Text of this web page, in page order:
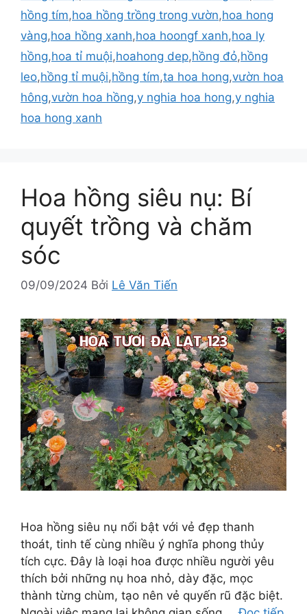
hồng tím,hoa hồng trồng trong vườn,hoa hong
vàng,hoa hồng xanh,hoa hoongf xanh,hoa ly
hồng,hoa tỉ muội,hoahong dep,hồng đỏ,hồng
leo,hồng tỉ muội,hồng tím,ta hoa hong,vườn hoa
hông,vườn hoa hồng,y nghia hoa hong,y nghia
hoa hong xanh
Hoa hồng siêu nụ: Bí
quyết trồng và chăm
sóc
09/09/2024 Bởi Lê Văn Tiến
Hoa hồng siêu nụ nổi bật với vẻ đẹp thanh
thoát, tinh tế cùng nhiều ý nghĩa phong thủy
tích cực. Đây là loại hoa được nhiều người yêu
thích bởi những nụ hoa nhỏ, dày đặc, mọc
thành từng chùm, tạo nên vẻ quyến rũ đặc biệt.